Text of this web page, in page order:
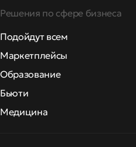
Решения по сфере бизнеса
Подойдут всем
Маркетплейсы
Образование
Бьюти
Медицина